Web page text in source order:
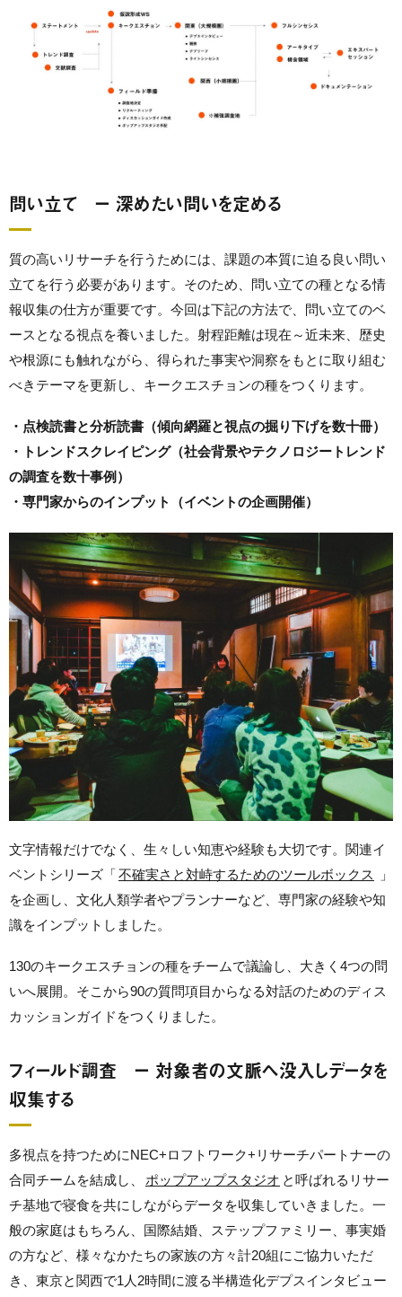
問い立て ー 深めたい問いを定める
質の高いリサーチを行うためには、課題の本質に迫る良い問い
立てを行う必要があります。そのため、問い立ての種となる情
報収集の仕方が重要です。今回は下記の方法で、問い立てのベ
ースとなる視点を養いました。射程距離は現在～近未来、歴史
や根源にも触れながら、得られた事実や洞察をもとに取り組む
べきテーマを更新し、キークエスチョンの種をつくります。
・点検読書と分析読書（傾向網羅と視点の掘り下げを数十冊）
・トレンドスクレイピング（社会背景やテクノロジートレンド
の調査を数十事例）
・専門家からのインプット（イベントの企画開催）
文字情報だけでなく、生々しい知恵や経験も大切です。関連イ
ベントシリーズ「不確実さと対峙するためのツールボックス
」
を企画し、文化人類学者やプランナーなど、専門家の経験や知
識をインプットしました。
130のキークエスチョンの種をチームで議論し、大きく4つの問
いへ展開。そこから90の質問項目からなる対話のためのディス
カッションガイドをつくりました。
フィールド調査 ー 対象者の文脈へ没入しデータを
収集する
多視点を持つためにNEC+ロフトワーク+リサーチパートナーの
合同チームを結成し、
ポップアップスタジオ と呼ばれるリサー
チ基地で寝食を共にしながらデータを収集していきました。一
般の家庭はもちろん、国際結婚、ステップファミリー、事実婚
の方など、様々なかたちの家族の方々計20組にご協力いただ
き、東京と関西で1人2時間に渡る半構造化デプスインタビュー